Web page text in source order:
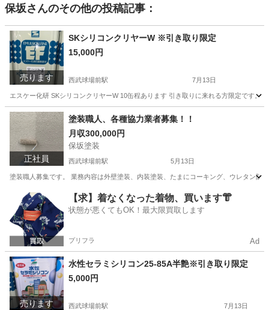
保坂さんのその他の投稿記事：
売ります
SKシリコンクリヤーW ※引き取り限定
15,000円
西武球場前駅 7月13日
エスケー化研 SKシリコンクリヤーW 10缶程あります 引き取りに来れる方限定です。
埼玉 所沢市 西武球場前駅 その他
正社員
塗装職人、各種協力業者募集！！
月収300,000円
保坂塗装
西武球場前駅 5月13日
塗装職人募集です。 業務内容は外壁塗装、内装塗装、たまにコーキング、ウレタン
埼玉 所沢市 西武球場前駅 その他 塗装工
【求】着なくなった着物、買います👘
状態が悪くてもOK！最大限買取します
プリフラ Ad
売ります
水性セラミシリコン25-85A半艶※引き取り限定
5,000円
西武球場前駅 7月13日